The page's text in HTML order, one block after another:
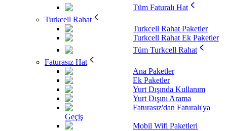
Tüm Faturalı Hat
Turkcell Rahat
Turkcell Rahat Paketler
Turkcell Rahat Ek Paketler
Tüm Turkcell Rahat
Faturasız Hat
Ana Paketler
Ek Paketler
Yurt Dışında Kullanım
Yurt Dışını Arama
Faturasız'dan Faturalı'ya
Geçiş
Mobil Wifi Paketleri